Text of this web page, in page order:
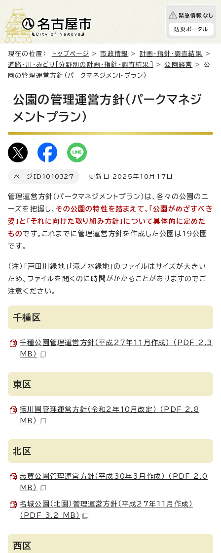
緊急情報なし
防災ポータル
現在の位置： トップページ >市政情報 > 計画・指針・調査結果
>
道路・川・みどり［分野別の計画・指針・調査結果］
>公園経営
> 公
園の管理運営方針（パークマネジメントプラン）
公園の管理運営方針（パークマネジ
メントプラン）
ページID 1010327 更新日 2025年10月17日
管理運営方針（パークマネジメントプラン）は、各々の公園のニ
ーズを把握し、その公園の特性を踏まえて、「公園がめざすべき
姿」と「それに向けた取り組み方針」について具体的に定めた
ものです。これまでに管理運営方針を作成した公園は19公園
です。
（注）「戸田川緑地」「滝ノ水緑地」のファイルはサイズが大きい
ため、ファイルを開くのに時間がかかることがありますのでご
注意ください。
千種区
千種公園管理運営方針（平成27年11月作成） （PDF 2.3
MB）
東区
徳川園管理運営方針（令和2年10月改定） （PDF 2.8
MB）
北区
志賀公園管理運営方針（平成30年3月作成） （PDF 2.0
MB）
名城公園（北園）管理運営方針（平成27年11月作成）
（PDF 3.2 MB）
西区